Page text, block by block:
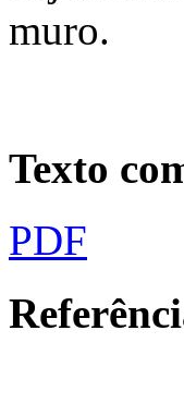
muro.
Texto
PDF